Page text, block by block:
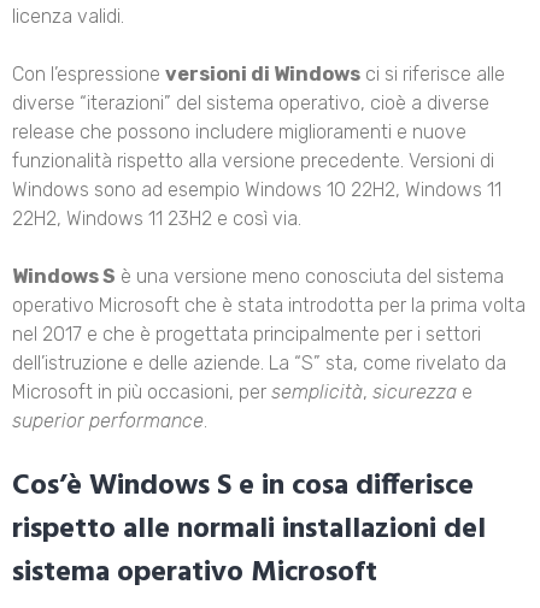
licenza validi.
Con l’espressione versioni di Windows ci si riferisce alle
diverse “iterazioni” del sistema operativo, cioè a diverse
release che possono includere miglioramenti e nuove
funzionalità rispetto alla versione precedente. Versioni di
Windows sono ad esempio Windows 10 22H2, Windows 11
22H2, Windows 11 23H2 e così via.
Windows S è una versione meno conosciuta del sistema
operativo Microsoft che è stata introdotta per la prima volta
nel 2017 e che è progettata principalmente per i settori
dell’istruzione e delle aziende. La “S” sta, come rivelato da
Microsoft in più occasioni, per semplicità, sicurezza e
superior performance.
Cos’è Windows S e in cosa differisce
rispetto alle normali installazioni del
sistema operativo Microsoft